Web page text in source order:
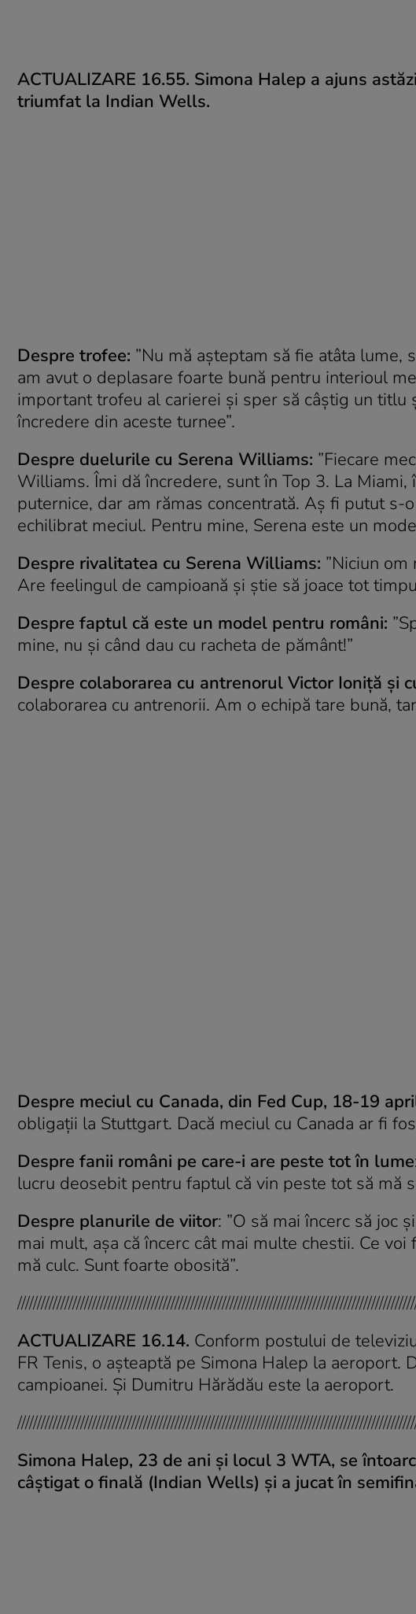
ACTUALIZARE 16.55. Simona Halep a ajuns
triumfat la Indian Wells.
Despre trofee: ”Nu mă așteptam să fie atâta lume,
am avut o deplasare foarte bună pentru interioul
important trofeu al carierei și sper să câștig un titlu
încredere din aceste turnee”.
Despre duelurile cu Serena Williams: ”Fiecare
Williams. Îmi dă încredere, sunt în Top 3. La
puternice, dar am rămas concentrată. Aș fi putut
echilibrat meciul. Pentru mine, Serena este un
Despre rivalitatea cu Serena Williams: ”Niciun
Are feelingul de campioană și știe să joace tot
Despre faptul că este un model pentru români:
mine, nu și când dau cu racheta de pământ!”
Despre colaborarea cu antrenorul Victor Ioniță și
colaborarea cu antrenorii. Am o echipă tare bună,
Despre meciul cu Canada, din Fed Cup, 18-19
obligații la Stuttgart. Dacă meciul cu Canada ar fi
Despre fanii români pe care-i are peste tot în lume
lucru deosebit pentru faptul că vin peste tot să mă
Despre planurile de viitor: ”O să mai încerc să joc
mai mult, așa că încerc cât mai multe chestii. Ce
mă culc. Sunt foarte obosită”.
ACTUALIZARE 16.14. Conform postului de
FR Tenis, o așteaptă pe Simona Halep la aeroport.
campioanei. Și Dumitru Hărădău este la aeroport.
Simona Halep, 23 de ani și locul 3 WTA, se
câștigat o finală (Indian Wells) și a jucat în